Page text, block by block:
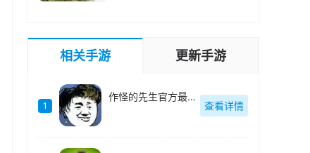
相关手游 更新手游
1
作怪的先生官方最新版
查看详情